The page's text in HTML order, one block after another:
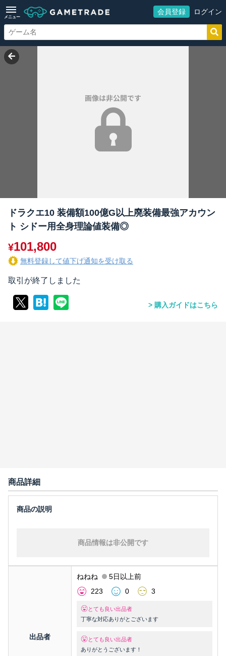
メニュー
会員登録 ログイン
ドラクエ10 装備額100億G以上廃装備最強アカウン
ト シドー用全身理論値装備◎
¥101,800
無料登録して値下げ通知を受け取る
取引が終了しました
購入ガイドはこちら
商品詳細
商品情報は非公開です
出品者
ねねね
5日以上前
223
0 3
とても良い出品者
丁寧な対応ありがとございます
とても良い出品者
ありがとうございます！